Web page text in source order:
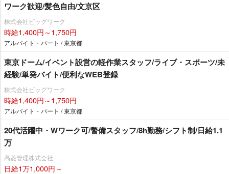
ワーク歓迎/髪色自由/文京区
株式会社ビッグワーク
時給1,400円～1,750円
アルバイト・パート / 東京都
東京ドーム/イベント設営の軽作業スタッフ/ライブ・スポーツ/未
経験/単発バイト/便利なWEB登録
株式会社ビッグワーク
時給1,400円～1,750円
アルバイト・パート / 東京都
20代活躍中・Wワーク可/警備スタッフ/8h勤務/シフト制/日給1.1
万
髙菱管理株式会社
日給1万1,000円～